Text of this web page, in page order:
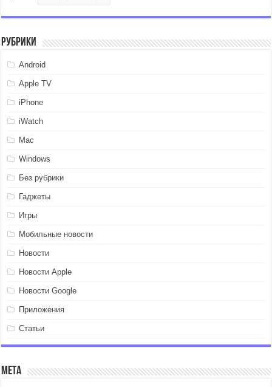
Рубрики
Android
Apple TV
iPhone
iWatch
Mac
Windows
Без рубрики
Гаджеты
Игры
Мобильные новости
Новости
Новости Apple
Новости Google
Приложения
Статьи
Мета